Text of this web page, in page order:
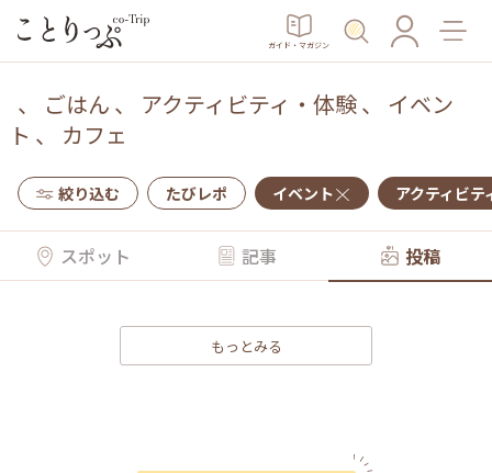
ガイド・マガジン
、 ごはん 、 アクティビティ・体験、 イベン
ト 、 カフェ
絞り込む たびレポ イベント アクティビテ
スポット 記事 投稿
もっとみる